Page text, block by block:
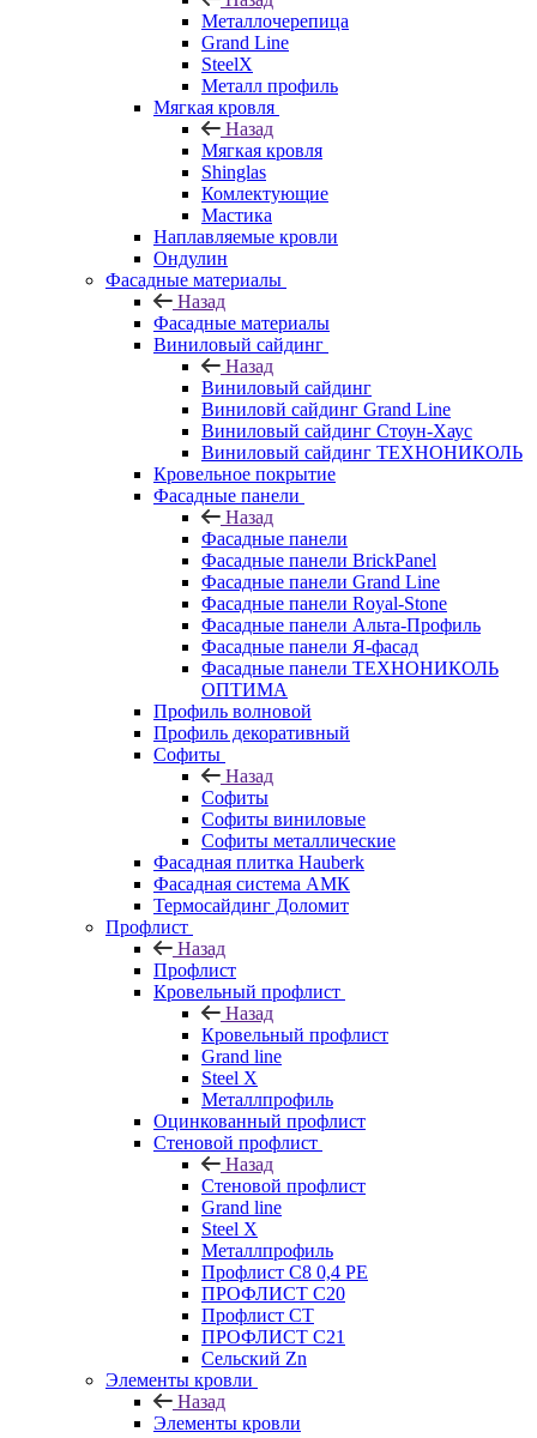
Металлочерепица
Grand Line
SteelX
Металл профиль
Мягкая кровля
Назад
Мягкая кровля
Shinglas
Комлектующие
Мастика
Наплавляемые кровли
Ондулин
Фасадные материалы
Назад
Фасадные материалы
Виниловый сайдинг
Назад
Виниловый сайдинг
Виниловй сайдинг Grand Line
Виниловый сайдинг Стоун-Хаус
Виниловый сайдинг ТЕХНОНИКОЛЬ
Кровельное покрытие
Фасадные панели
Назад
Фасадные панели
Фасадные панели BrickPanel
Фасадные панели Grand Line
Фасадные панели Royal-Stone
Фасадные панели Альта-Профиль
Фасадные панели Я-фасад
Фасадные панели ТЕХНОНИКОЛЬ
ОПТИМА
Профиль волновой
Профиль декоративный
Софиты
Назад
Софиты
Софиты виниловые
Софиты металлические
Фасадная плитка Hauberk
Фасадная система АМК
Термосайдинг Доломит
Профлист
Назад
Профлист
Кровельный профлист
Назад
Кровельный профлист
Grand line
Steel X
Металлпрофиль
Оцинкованный профлист
Стеновой профлист
Назад
Стеновой профлист
Grand line
Steel X
Металлпрофиль
Профлист С8 0,4 РЕ
ПРОФЛИСТ С20
Профлист СТ
ПРОФЛИСТ С21
Сельский Zn
Элементы кровли
Назад
Элементы кровли